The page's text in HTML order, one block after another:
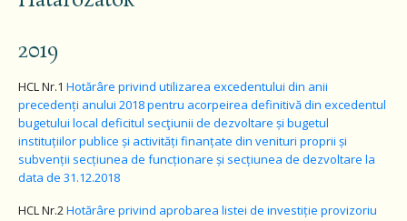
2019
HCL Nr.1 Hotărâre privind utilizarea excedentului din anii
precedenți anului 2018 pentru acorpeirea definitivă din excedentul
bugetului local deficitul secţiunii de dezvoltare și bugetul
instituțiilor publice și activități finanțate din venituri proprii și
subvenții secțiunea de funcționare și secțiunea de dezvoltare la
data de 31.12.2018
HCL Nr.2Hotărâre privind aprobarea listei de investiție provizoriu